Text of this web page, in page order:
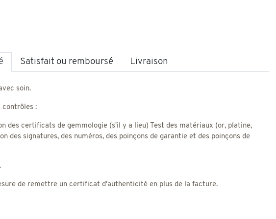
Satisfait ou remboursé Livraison
soin.
contrôles :
des certificats de gemmologie (s'il y a lieu) Test des matériaux (or, platine,
signatures, des numéros, des poinçons de garantie et des poinçons de
de remettre un certificat d'authenticité en plus de la facture.